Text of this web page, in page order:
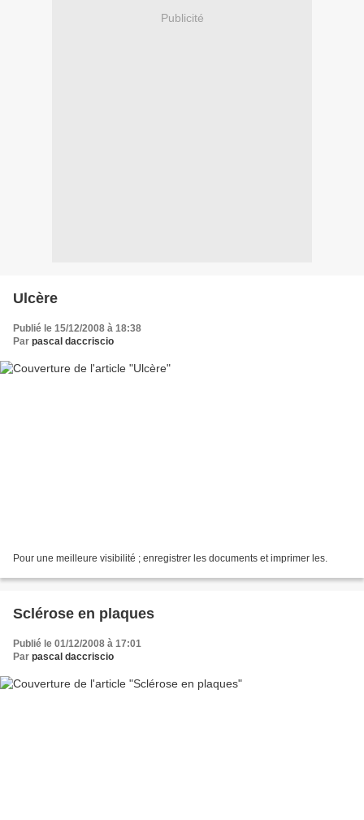
Publicité
Ulcère
Publié le 15/12/2008 à 18:38
Par pascal daccriscio
Pour une meilleure visibilité ; enregistrer les documents et imprimer les.
Sclérose en plaques
Publié le 01/12/2008 à 17:01
Par pascal daccriscio